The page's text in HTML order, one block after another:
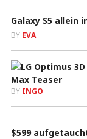
Galaxy S5 allein
BY EVA
BY INGO
$599